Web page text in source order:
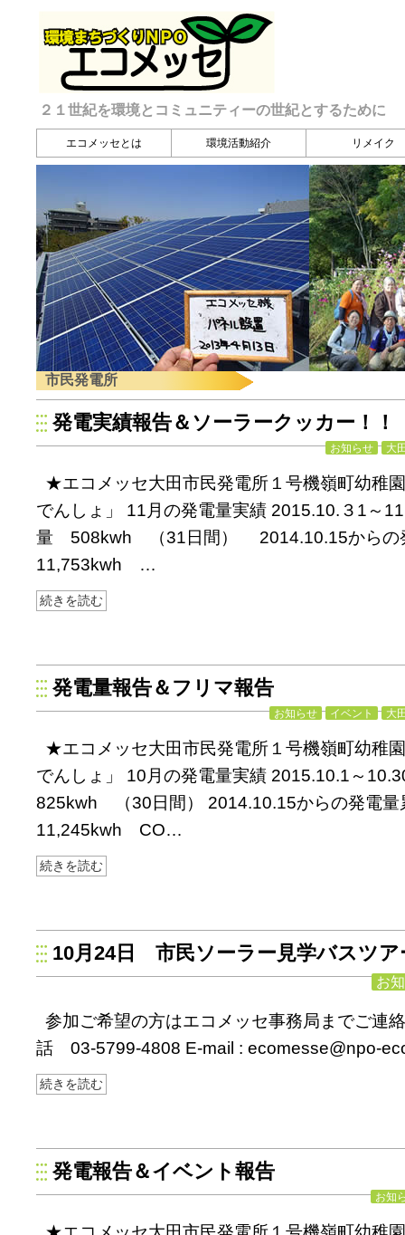
２１世紀を環境とコミュニティーの世紀とするために
エコメッセとは 環境活動紹介 リメイク
市民発電所
発電実績報告＆ソーラークッカー！！
お知らせ 大
★エコメッセ大田市民発電所１号機嶺町幼稚
でんしょ」 11月の発電量実績 2015.10.３1～
量 508kwh （31日間） 2014.10.15からの
11,753kwh …
続きを読む
発電量報告＆フリマ報告
お知らせ イベント 大
★エコメッセ大田市民発電所１号機嶺町幼稚
でんしょ」 10月の発電量実績 2015.10.1～
825kwh （30日間） 2014.10.15からの発電量
11,245kwh CO…
続きを読む
10月24日 市民ソーラー見学バスツア
お
参加ご希望の方はエコメッセ事務局までご連
話 03-5799-4808 E-mail : ecomesse@npo-
続きを読む
発電報告＆イベント報告
お知